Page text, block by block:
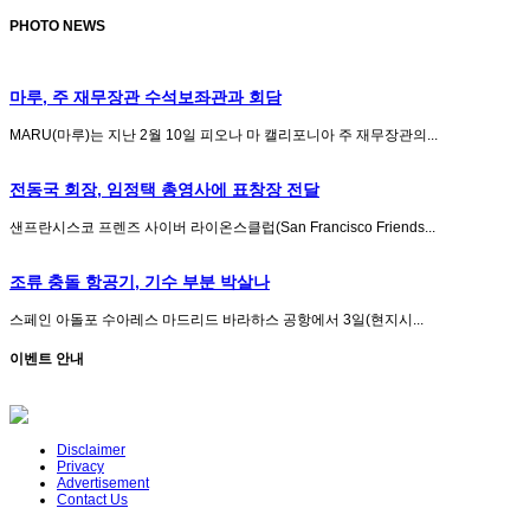
PHOTO NEWS
마루, 주 재무장관 수석보좌관과 회담
MARU(마루)는 지난 2월 10일 피오나 마 캘리포니아 주 재무장관의...
전동국 회장, 임정택 총영사에 표창장 전달
샌프란시스코 프렌즈 사이버 라이온스클럽(San Francisco Friends...
조류 충돌 항공기, 기수 부분 박살나
스페인 아돌포 수아레스 마드리드 바라하스 공항에서 3일(현지시...
이벤트 안내
Disclaimer
Privacy
Advertisement
Contact Us